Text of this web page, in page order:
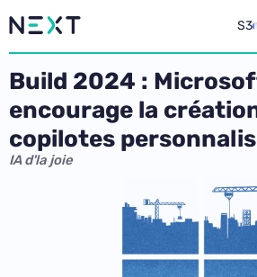
S3
Build 2024 :
encourage la
copilotes
IA d'la joie